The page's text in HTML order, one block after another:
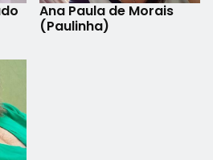
Ana Paula de Morais
(Paulinha)